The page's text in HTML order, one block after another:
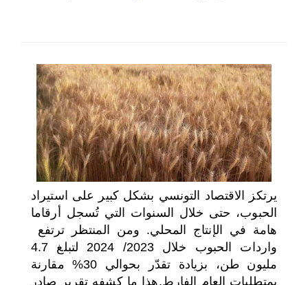
اختر بلدا/بلدان
يرتكز الاقتصاد التونسي بشكل كبير على استيراد
الحبوب، حتى خلال السنوات التي تُسجل أرقاما
هامة في الإنتاج المحلي. ومن المنتظر ترتفع
واردات الحبوب خلال 2023/ 2024 لتبلغ 4.7
مليون طن، بزيادة تقدّر بحوالي 30% مقارنة
بمتطلبات العام الفارط.هذا ما كشفه تقرير صادر